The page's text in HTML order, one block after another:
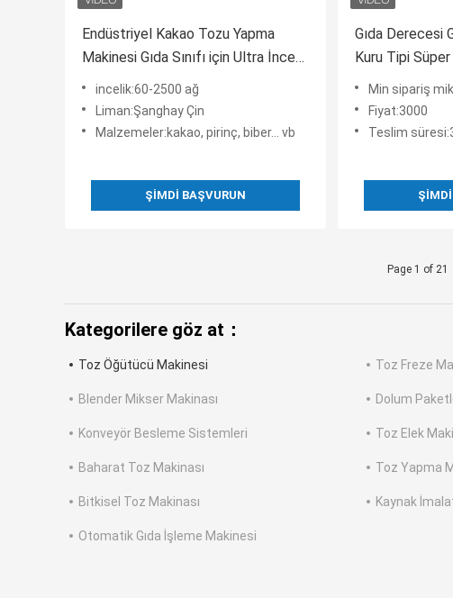
Endüstriyel Kakao Tozu Yapma
Makinesi Gıda Sınıfı için Ultra İnce
Öğütücü
incelik:60-2500 ağ
Liman:Şanghay Çin
Malzemeler:kakao, pirinç, biber... vb
ŞIMDI BAŞVURUN
Gıda Derecesi
Kuru Tipi
ekipmanları
Min sipariş
Fiyat:3000
Teslim
Page 1 of 21
Kategorilere göz at：
Toz Öğütücü Makinesi Toz Freze
Blender Mikser Makinası Dolum
Konveyör Besleme Sistemleri Toz Elek
Baharat Toz Makinası Toz Yapma
Bitkisel Toz Makinası Kaynak
Otomatik Gıda İşleme Makinesi